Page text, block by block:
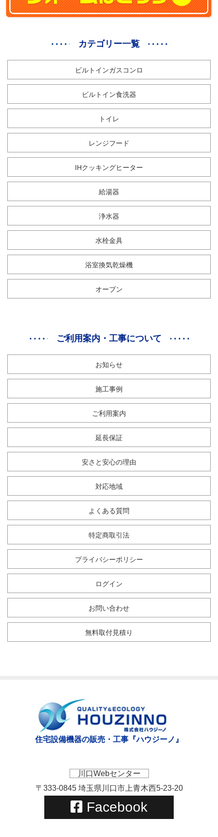
カテゴリー一覧
ビルトインガスコンロ
ビルトイン食洗器
トイレ
レンジフード
IHクッキングヒーター
給湯器
浄水器
水栓金具
浴室換気乾燥機
オーブン
ご利用案内・工事について
お知らせ
施工事例
ご利用案内
延長保証
安さと安心の理由
対応地域
よくある質問
特定商取引法
プライバシーポリシー
ログイン
お問い合わせ
無料取付見積り
住宅設備機器の販売・工事『ハウジーノ』
川口Webセンター
〒333-0845 埼玉県川口市上青木西5-23-20
Facebook